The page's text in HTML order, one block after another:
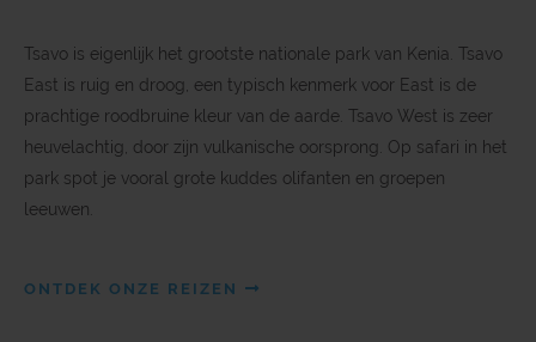
Tsavo is eigenlijk het grootste nationale park van Kenia. Tsavo
East is ruig en droog, een typisch kenmerk voor East is de
prachtige roodbruine kleur van de aarde. Tsavo West is zeer
heuvelachtig, door zijn vulkanische oorsprong. Op safari in het
park spot je vooral grote kuddes olifanten en groepen
leeuwen.
ONTDEK ONZE REIZEN